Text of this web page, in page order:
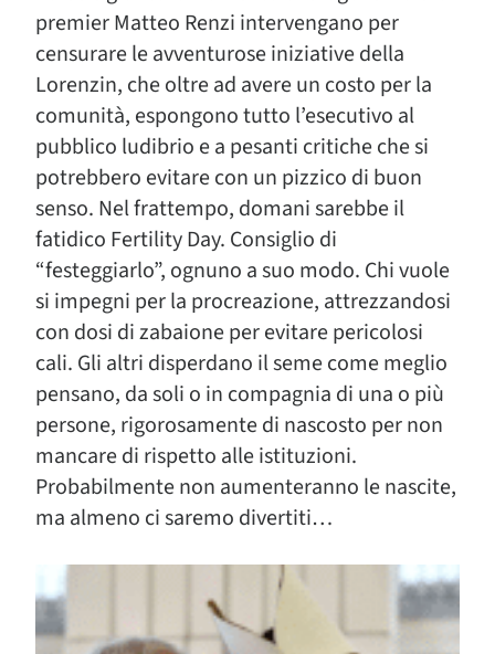
premier Matteo Renzi intervengano per
censurare le avventurose iniziative della
Lorenzin, che oltre ad avere un costo per la
comunità, espongono tutto l’esecutivo al
pubblico ludibrio e a pesanti critiche che si
potrebbero evitare con un pizzico di buon
senso. Nel frattempo, domani sarebbe il
fatidico Fertility Day. Consiglio di
“festeggiarlo”, ognuno a suo modo. Chi vuole
si impegni per la procreazione, attrezzandosi
con dosi di zabaione per evitare pericolosi
cali. Gli altri disperdano il seme come meglio
pensano, da soli o in compagnia di una o più
persone, rigorosamente di nascosto per non
mancare di rispetto alle istituzioni.
Probabilmente non aumenteranno le nascite,
ma almeno ci saremo divertiti…